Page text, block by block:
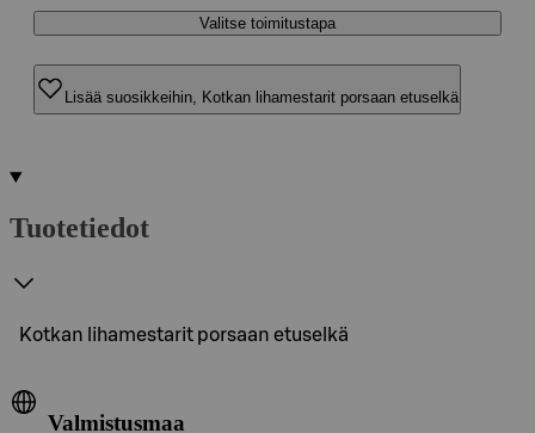
Valitse toimitustapa
Lisää suosikkeihin, Kotkan lihamestarit porsaan etuselkä
Tuotetiedot
Kotkan lihamestarit porsaan etuselkä
Valmistusmaa